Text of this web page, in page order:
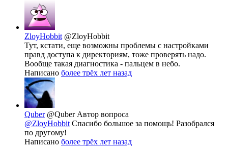
ZloyHobbit @ZloyHobbit
Тут, кстати, еще возможны проблемы с настройками
правд доступа к директориям, тоже проверять надо.
Вообще такая диагностика - пальцем в небо.
Написано более трёх лет назад
Quber @Quber Автор вопроса
@ZloyHobbit Спасибо большое за помощь! Разобрался
по другому!
Написано более трёх лет назад